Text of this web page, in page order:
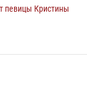
певицы Кристины